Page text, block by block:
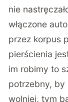
nie
włączone
przez korpus
pierścienia
im robimy to
potrzebny, by
wolniej, tym